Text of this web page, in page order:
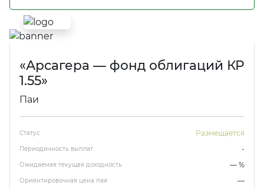
«Арсагера — фонд облигаций КР
1.55»
Паи
Статус Размещается
Периодичность выплат -
Ожидаемая текущая доходность — %
Ориентировочная цена пая —